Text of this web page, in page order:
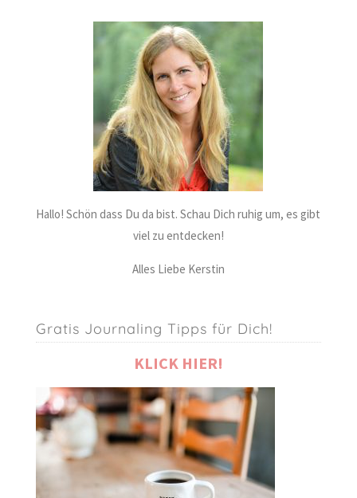
Hallo! Schön dass Du da bist. Schau Dich ruhig um, es gibt
viel zu entdecken!
Alles Liebe Kerstin
Gratis Journaling Tipps für Dich!
KLICK HIER!